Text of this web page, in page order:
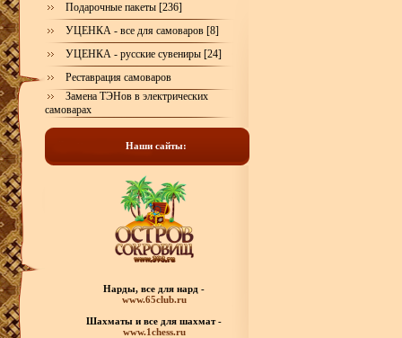
Подарочные пакеты [236]
УЦЕНКА - все для самоваров [8]
УЦЕНКА - русские сувениры [24]
Реставрация самоваров
Замена ТЭНов в электрических
самоварах
Наши сайты:
Нарды, все для нард -
www.65club.ru
Шахматы и все для шахмат -
www.1chess.ru